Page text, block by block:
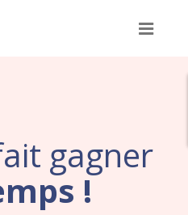
Menu
gagner
!